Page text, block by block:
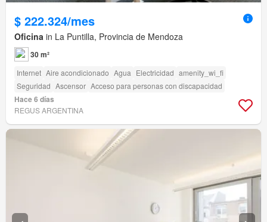
$ 222.324/mes
Oficina in La Puntilla, Provincia de Mendoza
30 m²
Internet Aire acondicionado Agua Electricidad amenity_wi_fi
Seguridad Ascensor Acceso para personas con discapacidad
Hace 6 días
REGUS ARGENTINA